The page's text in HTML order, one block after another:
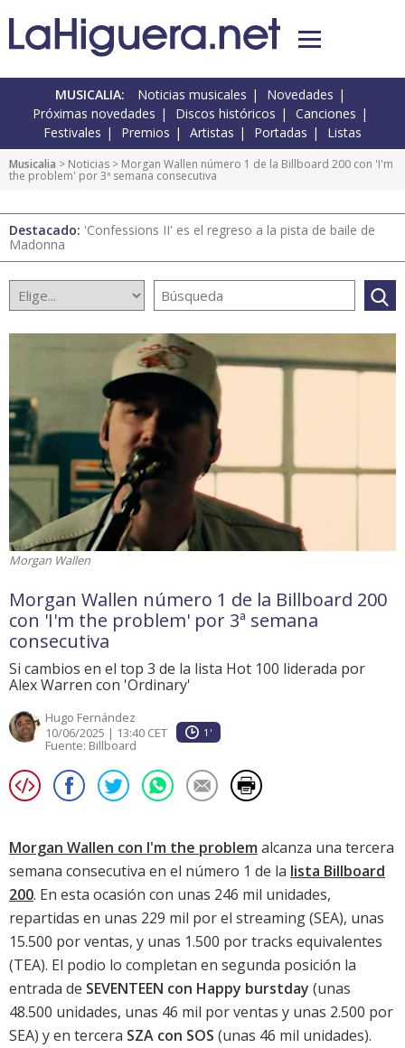
MUSICALIA: Noticias musicales
Novedades
Próximas novedades
Discos históricos
Canciones
Festivales
Premios Artistas Portadas Listas
Musicalia > Noticias > Morgan Wallen número 1 de la Billboard 200 con 'I'm
the problem' por 3ª semana consecutiva
Destacado: 'Confessions II' es el regreso a la pista de baile de
Madonna
Morgan Wallen
Morgan Wallen número 1 de la Billboard 200
con 'I'm the problem' por 3ª semana
consecutiva
Si cambios en el top 3 de la lista Hot 100 liderada por
Alex Warren con 'Ordinary'
Hugo Fernández
10/06/2025 | 13:40 CET
1'
Fuente: Billboard
Morgan Wallen con I'm the problem alcanza una tercera
semana consecutiva en el número 1 de la lista Billboard
200. En esta ocasión con unas 246 mil unidades,
repartidas en unas 229 mil por el streaming (SEA), unas
15.500 por ventas, y unas 1.500 por tracks equivalentes
(TEA). El podio lo completan en segunda posición la
entrada de SEVENTEEN con Happy burstday (unas
48.500 unidades, unas 46 mil por ventas y unas 2.500 por
SEA) y en tercera SZA con SOS (unas 46 mil unidades).